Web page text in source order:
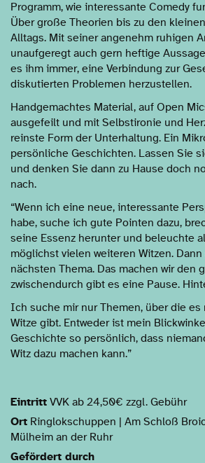
Programm, wie interessante Comedy
Über große Theorien bis zu den
Alltags. Mit seiner angenehm ruhigen
unaufgeregt auch gern heftige
es ihm immer, eine Verbindung zur
diskutierten Problemen herzustellen.
Handgemachtes Material, auf Open
ausgefeilt und mit Selbstironie und
reinste Form der Unterhaltung. Ein
persönliche Geschichten. Lassen Sie
und denken Sie dann zu Hause doch
nach.
“Wenn ich eine neue, interessante
habe, suche ich gute Pointen dazu,
seine Essenz herunter und beleuchte
möglichst vielen weiteren Witzen. Dann
nächsten Thema. Das machen wir den
zwischendurch gibt es eine Pause.
Ich suche mir nur Themen, über die
Witze gibt. Entweder ist mein
Geschichte so persönlich, dass
Witz dazu machen kann.”
Eintritt VVK ab 24,50€ zzgl. Gebühr
Ort Ringlokschuppen | Am Schloß
Mülheim an der Ruhr
Gefördert durch